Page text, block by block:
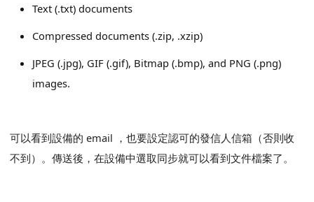
Text (.txt) documents
Compressed documents (.zip, .xzip)
JPEG (.jpg), GIF (.gif), Bitmap (.bmp), and PNG (.png)
images.
可以看到設備的 email ，也要設定認可的發信人信箱（否則收
不到）。傳送後，在設備中選取同步就可以看到文件檔案了。